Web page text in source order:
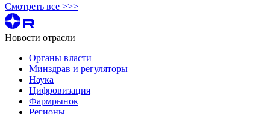
Смотреть все >>>
Новости отрасли
Органы власти
Минздрав и регуляторы
Наука
Цифровизация
Фармрынок
Регионы